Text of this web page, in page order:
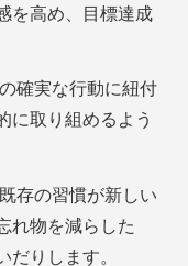
を高め、目標達成
確実な行動に紐付
に取り組めるよう
存の習慣が新しい
れ物を減らした
りします。